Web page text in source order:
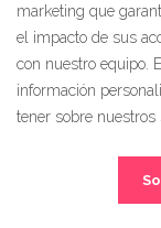
marketing que
el impacto de sus
con nuestro equipo.
información
tener sobre nuestros